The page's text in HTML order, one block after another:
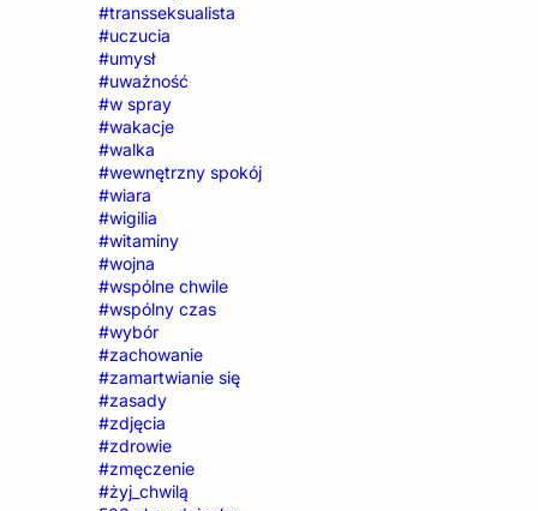
#transseksualista
#uczucia
#umysł
#uważność
#w spray
#wakacje
#walka
#wewnętrzny spokój
#wiara
#wigilia
#witaminy
#wojna
#wspólne chwile
#wspólny czas
#wybór
#zachowanie
#zamartwianie się
#zasady
#zdjęcia
#zdrowie
#zmęczenie
#żyj_chwilą